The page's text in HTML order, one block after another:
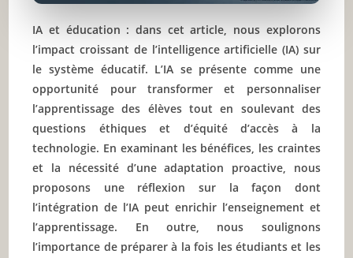
IA et éducation : dans cet article, nous explorons
l’impact croissant de l’intelligence artificielle (IA) sur
le système éducatif. L’IA se présente comme une
opportunité pour transformer et personnaliser
l’apprentissage des élèves tout en soulevant des
questions éthiques et d’équité d’accès à la
technologie. En examinant les bénéfices, les craintes
et la nécessité d’une adaptation proactive, nous
proposons une réflexion sur la façon dont
l’intégration de l’IA peut enrichir l’enseignement et
l’apprentissage. En outre, nous soulignons
l’importance de préparer à la fois les étudiants et les